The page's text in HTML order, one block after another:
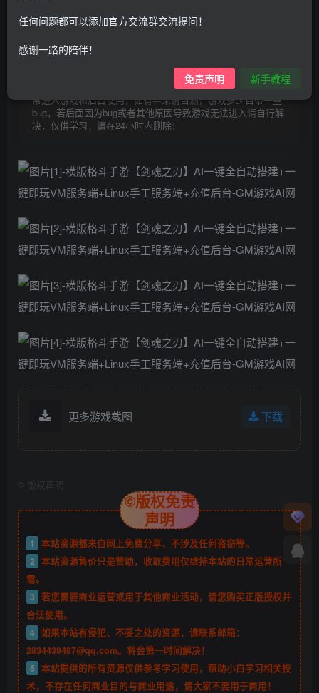
仅支持云服务器搭建，适用于小白快速搭建，只能确保安卓正
常进入游戏和后台使用，如有苹果请自测，游戏多少自带一些
bug，若后面因为bug或者其他原因导致游戏无法进入请自行解
决，仅供学习，请在24小时内删除！
更多游戏截图 下载
版权声明
©版权免责
声明
1
本站资源都来自网上免费分享，不涉及任何盗窃等。
2 本站资源售价只是赞助，收取费用仅维持本站的日常运营所
需。
3 若您需要商业运营或用于其他商业活动，请您购买正版授权并
合法使用。
4 如果本站有侵犯、不妥之处的资源，请联系邮箱：
2834439487@qq.com。将会第一时间解决！
5 本站提供的所有资源仅供参考学习使用，帮助小白学习相关技
术，不存在任何商业目的与商业用途，请大家不要用于商用！
任何问题都可以添加官方交流群交流提问！
感谢一路的陪伴！
免责声明 新手教程